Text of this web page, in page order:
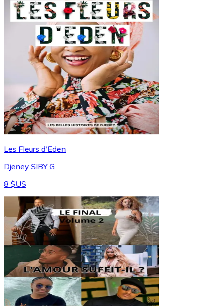
Les Fleurs d'Eden
Djeney SIBY G.
8 $US